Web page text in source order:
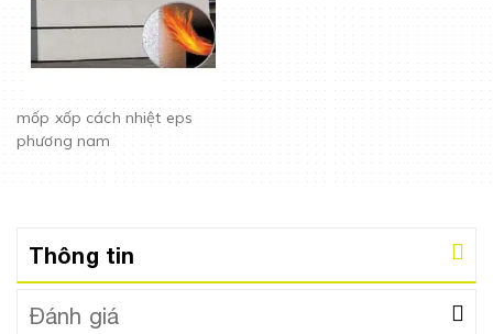
mốp xốp cách nhiệt eps
phương nam
Thông tin
Đánh giá